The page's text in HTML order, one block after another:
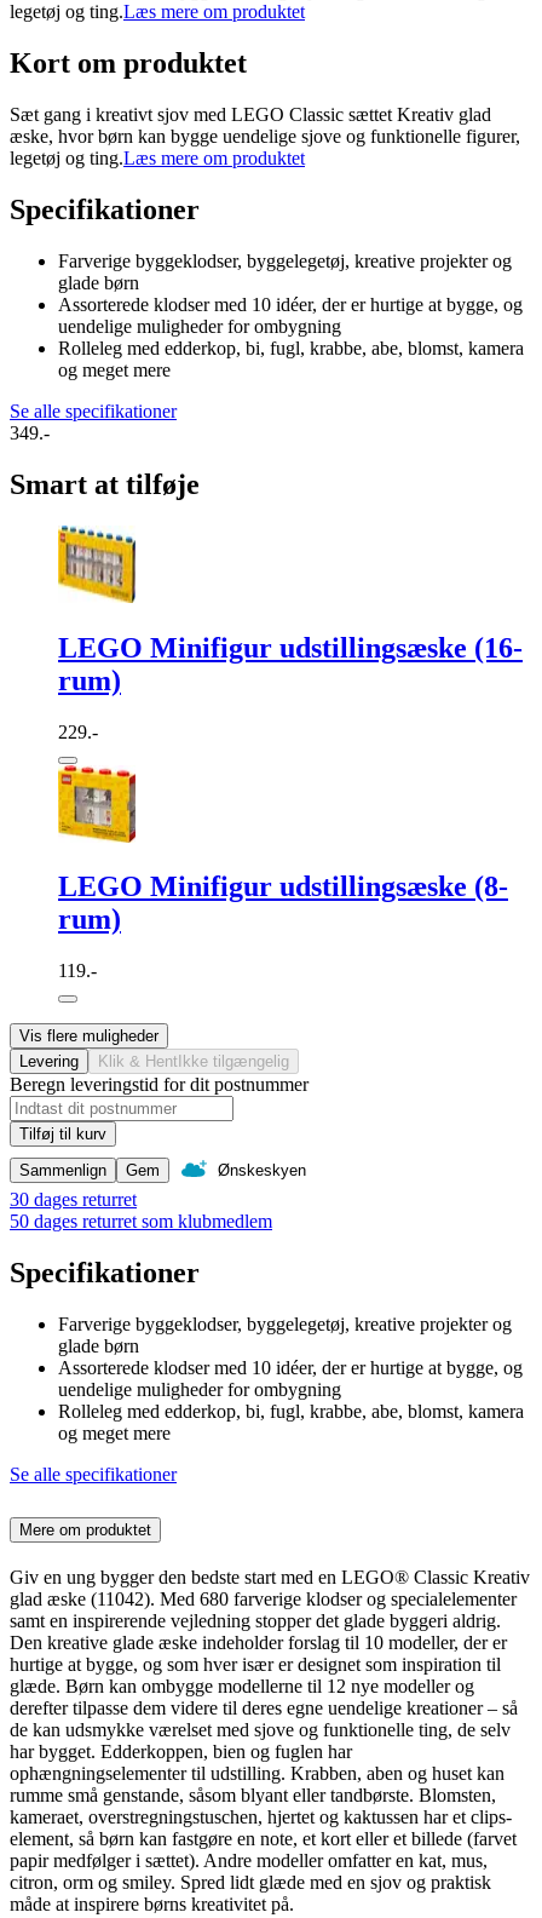
legetøj og ting.Læs mere om produktet
Kort om produktet
Sæt gang i kreativt sjov med LEGO Classic sættet Kreativ glad
æske, hvor børn kan bygge uendelige sjove og funktionelle figurer,
legetøj og ting.Læs mere om produktet
Specifikationer
Farverige byggeklodser, byggelegetøj, kreative projekter og
glade børn
Assorterede klodser med 10 idéer, der er hurtige at bygge, og
uendelige muligheder for ombygning
Rolleleg med edderkop, bi, fugl, krabbe, abe, blomst, kamera
og meget mere
Se alle specifikationer
349.-
Smart at tilføje
LEGO Minifigur udstillingsæske (16-
rum)
229.-
LEGO Minifigur udstillingsæske (8-
rum)
119.-
Vis flere muligheder
Levering
Klik & Hent Ikke tilgængelig
Beregn leveringstid for dit postnummer
Tilføj til kurv
Sammenlign
Gem Ønskeskyen
30 dages returret
50 dages returret som klubmedlem
Specifikationer
Farverige byggeklodser, byggelegetøj, kreative projekter og
glade børn
Assorterede klodser med 10 idéer, der er hurtige at bygge, og
uendelige muligheder for ombygning
Rolleleg med edderkop, bi, fugl, krabbe, abe, blomst, kamera
og meget mere
Se alle specifikationer
Mere om produktet
Giv en ung bygger den bedste start med en LEGO® Classic Kreativ
glad æske (11042). Med 680 farverige klodser og specialelementer
samt en inspirerende vejledning stopper det glade byggeri aldrig.
Den kreative glade æske indeholder forslag til 10 modeller, der er
hurtige at bygge, og som hver især er designet som inspiration til
glæde. Børn kan ombygge modellerne til 12 nye modeller og
derefter tilpasse dem videre til deres egne uendelige kreationer – så
de kan udsmykke værelset med sjove og funktionelle ting, de selv
har bygget. Edderkoppen, bien og fuglen har
ophængningselementer til udstilling. Krabben, aben og huset kan
rumme små genstande, såsom blyant eller tandbørste. Blomsten,
kameraet, overstregningstuschen, hjertet og kaktussen har et clips-
element, så børn kan fastgøre en note, et kort eller et billede (farvet
papir medfølger i sættet). Andre modeller omfatter en kat, mus,
citron, orm og smiley. Spred lidt glæde med en sjov og praktisk
måde at inspirere børns kreativitet på.